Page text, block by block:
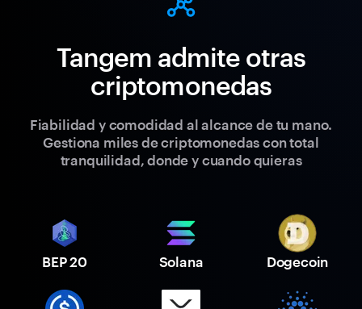
Tangem admite otras
criptomonedas
Fiabilidad y comodidad al alcance de tu mano.
Gestiona miles de criptomonedas con total
tranquilidad, donde y cuando quieras
BEP 20 Solana Dogecoin